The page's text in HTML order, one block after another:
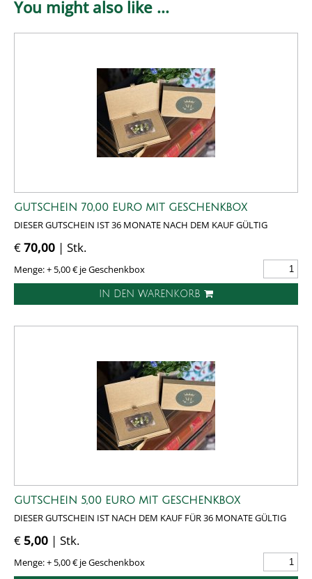
You might also like ...
GUTSCHEIN 70,00 EURO MIT GESCHENKBOX
DIESER GUTSCHEIN IST 36 MONATE NACH DEM KAUF GÜLTIG
€70,00 | Stk.
Menge: + 5,00 € je Geschenkbox
IN DEN WARENKORB
GUTSCHEIN 5,00 EURO MIT GESCHENKBOX
DIESER GUTSCHEIN IST NACH DEM KAUF FÜR 36 MONATE GÜLTIG
€ 5,00 | Stk.
Menge: + 5,00 € je Geschenkbox